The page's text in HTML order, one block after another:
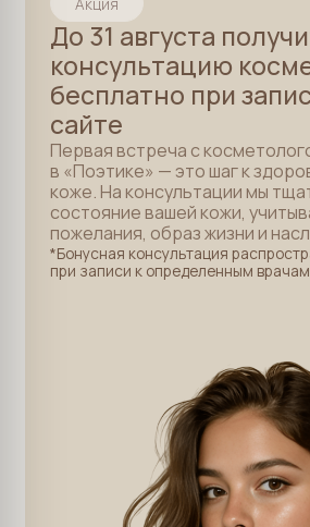
Записаться на консультацию